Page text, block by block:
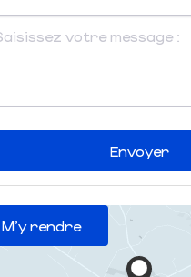
Envoyer
M'y rendre